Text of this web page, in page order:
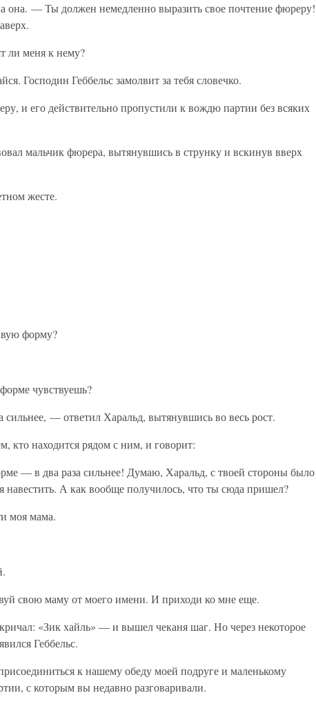
— Ты должен немедленно выразить свое почтение фюреру!
ли меня к нему?
Господин Геббельс замолвит за тебя словечко.
и его действительно пропустили к вождю партии без всяких
мальчик фюрера, вытянувшись в струнку и вскинув вверх
жесте.
форму?
чувствуешь?
— ответил Харальд, вытянувшись во весь рост.
кто находится рядом с ним, и говорит:
— в два раза сильнее! Думаю, Харальд, с твоей стороны было
навестить. А как вообще получилось, что ты сюда пришел?
моя мама.
свою маму от моего имени. И приходи ко мне еще.
«Зик хайль» — и вышел чеканя шаг. Но через некоторое
Геббельс.
к нашему обеду моей подруге и маленькому
с которым вы недавно разговаривали.